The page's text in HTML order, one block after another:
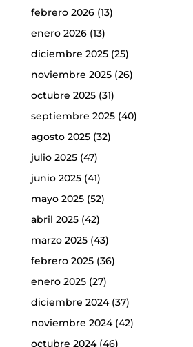
febrero 2026(13)
enero 2026(13)
diciembre 2025(25)
noviembre 2025(26)
octubre 2025(31)
septiembre 2025(40)
agosto 2025(32)
julio 2025(47)
junio 2025(41)
mayo 2025(52)
abril 2025(42)
marzo 2025(43)
febrero 2025(36)
enero 2025(27)
diciembre 2024(37)
noviembre 2024(42)
octubre 2024(46)